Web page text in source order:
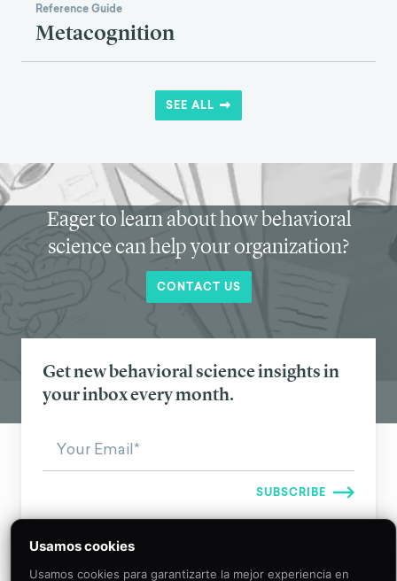
Reference Guide
Metacognition
SEE ALL
Eager to learn about how behavioral
science can help your organization?
CONTACT US
Get new behavioral science insights in
your inbox every month.
Usamos cookies
Usamos cookies para garantizarte la mejor experiencia en